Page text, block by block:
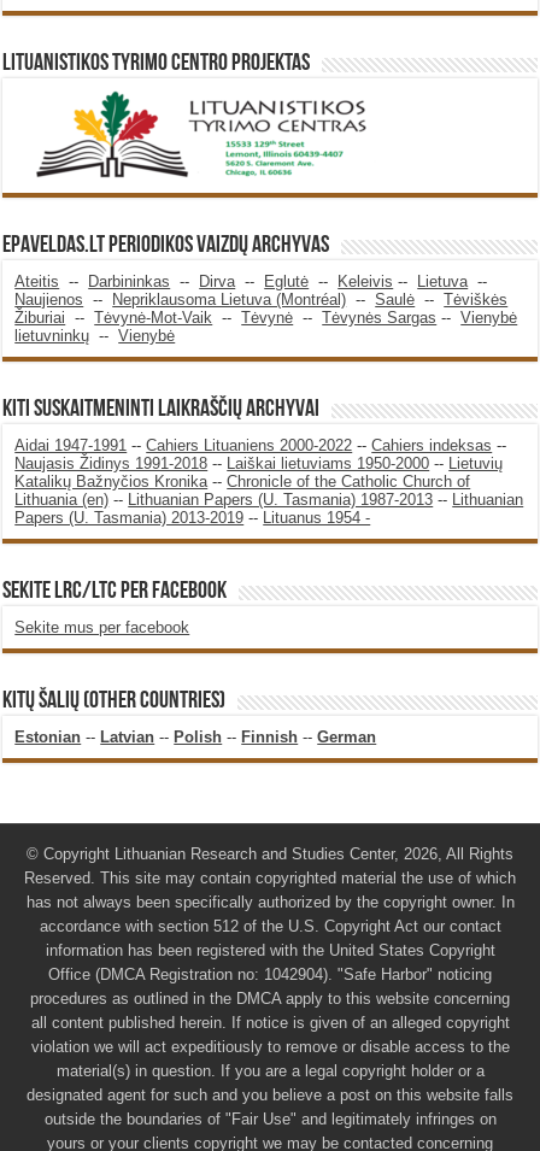
Lituanistikos Tyrimo Centro Projektas
Epaveldas.LT periodikos vaizdų archyvas
Ateitis -- Darbininkas -- Dirva -- Eglutė -- Keleivis -- Lietuva --
Naujienos -- Nepriklausoma Lietuva (Montréal) --Saulė --Tėviškės
Žiburiai --Tėvynė-Mot-Vaik --Tėvynė --Tėvynės Sargas --Vienybė
lietuvninkų --Vienybė
KITI SUSKAITMENINTI LAIKRAŠČIŲ ARCHYVAI
Aidai 1947-1991 --Cahiers Lituaniens 2000-2022 --Cahiers indeksas --
Naujasis Židinys 1991-2018 -- Laiškai lietuviams 1950-2000 -- Lietuvių
Katalikų Bažnyčios Kronika --Chronicle of the Catholic Church of
Lithuania (en) -- Lithuanian Papers (U. Tasmania) 1987-2013 -- Lithuanian
Papers (U. Tasmania) 2013-2019 -- Lituanus 1954 -
SEKITE LRC/LTC PER FACEBOOK
Sekite mus per facebook
KITŲ ŠALIŲ (OTHER COUNTRIES)
Estonian --Latvian --Polish --Finnish --German
© Copyright Lithuanian Research and Studies Center, 2026, All Rights
Reserved. This site may contain copyrighted material the use of which
has not always been specifically authorized by the copyright owner. In
accordance with section 512 of the U.S. Copyright Act our contact
information has been registered with the United States Copyright
Office (DMCA Registration no: 1042904). "Safe Harbor" noticing
procedures as outlined in the DMCA apply to this website concerning
all content published herein. If notice is given of an alleged copyright
violation we will act expeditiously to remove or disable access to the
material(s) in question. If you are a legal copyright holder or a
designated agent for such and you believe a post on this website falls
outside the boundaries of "Fair Use" and legitimately infringes on
yours or your clients copyright we may be contacted concerning